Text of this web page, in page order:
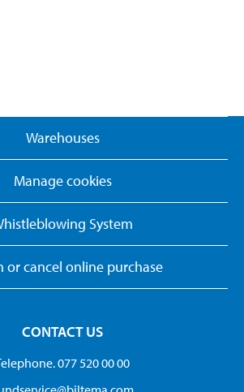
Warehouses
Manage cookies
System
or cancel online purchase
CONTACT US
077 520 00 00